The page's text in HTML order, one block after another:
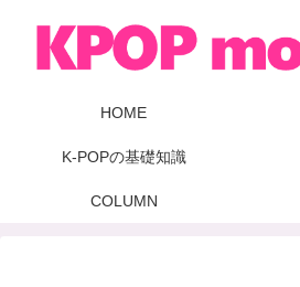
HOME
K-POPの基礎知識
COLUMN